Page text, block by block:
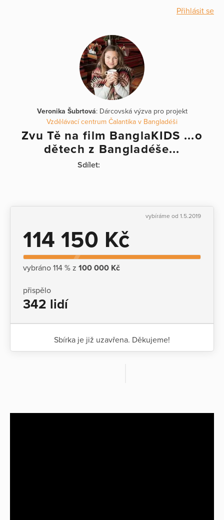
Přihlásit se
Veronika Šubrtová: Dárcovská výzva pro projekt
Vzdělávací centrum Čalantika v Bangladéši
Zvu Tě na film BanglaKIDS ...o
dětech z Bangladéše...
Sdílet:
vybíráme od 1.5.2019
114 150 Kč
vybráno 114 % z 100 000 Kč
přispělo
342 lidí
Sbírka je již uzavřena. Děkujeme!